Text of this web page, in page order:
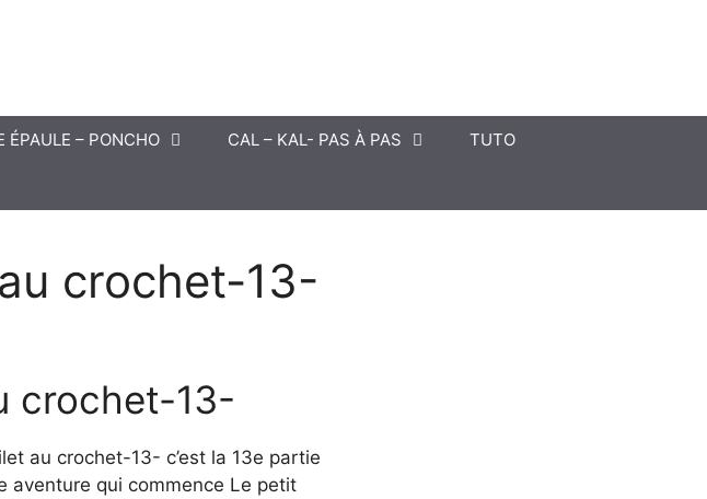
ÉPAULE – PONCHO CAL – KAL- PAS À PAS TUTO
crochet-13-
crochet-13-
au crochet-13- c’est la 13e partie
aventure qui commence Le petit